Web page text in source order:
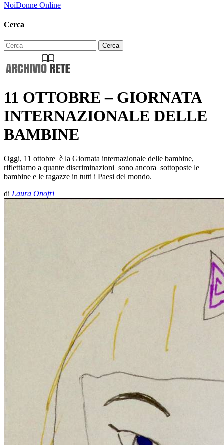
NoiDonne Online
Cerca
11 OTTOBRE – GIORNATA
INTERNAZIONALE DELLE
BAMBINE
Oggi, 11 ottobre è la Giornata internazionale delle bambine,
riflettiamo a quante discriminazioni sono ancora sottoposte le
bambine e le ragazze in tutti i Paesi del mondo.
di Laura Onofri